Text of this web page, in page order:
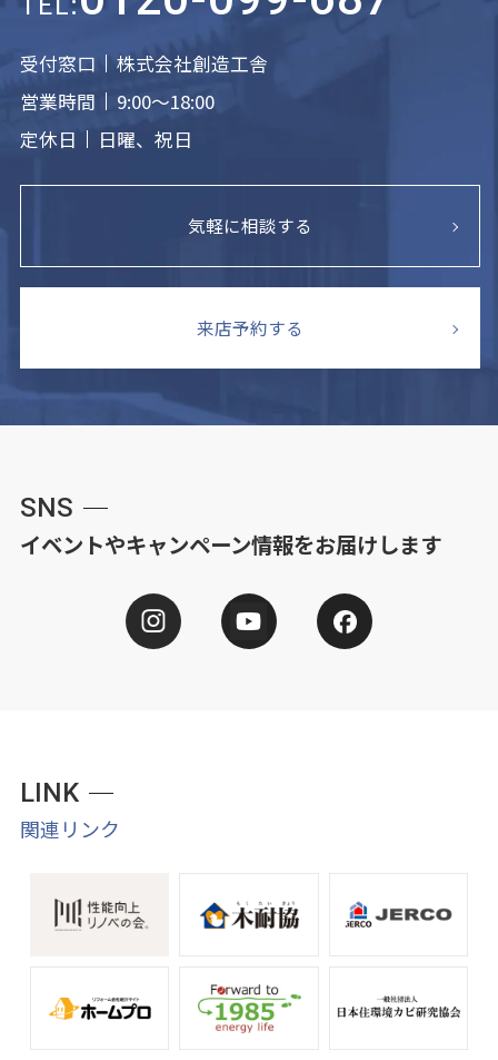
受付窓口
株式会社創造工舎
営業時間
9:00～18:00
定休日
日曜、祝日
気軽に相談する
来店予約する
SNS
イベントやキャンペーン情報をお届けします
LINK
関連リンク